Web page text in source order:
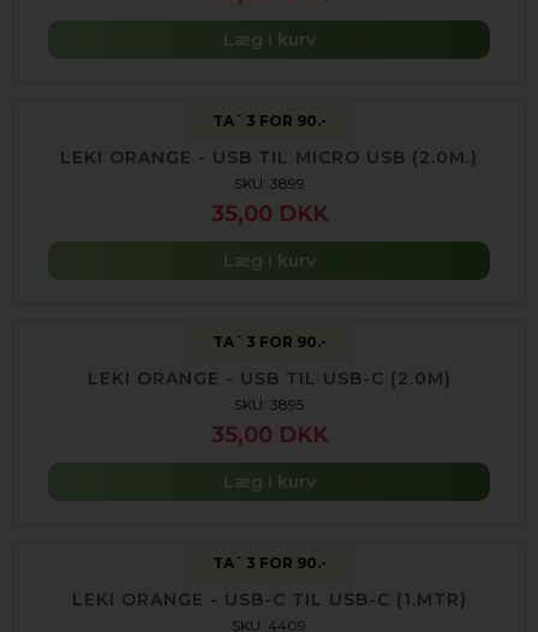
Læg i kurv
TA´ 3 FOR 90.-
LEKI ORANGE - USB TIL MICRO USB (2.0M.)
SKU: 3899
35,00 DKK
Læg i kurv
TA´ 3 FOR 90.-
LEKI ORANGE - USB TIL USB-C (2.0M)
SKU: 3895
35,00 DKK
Læg i kurv
TA´ 3 FOR 90.-
LEKI ORANGE - USB-C TIL USB-C (1.MTR)
SKU: 4409